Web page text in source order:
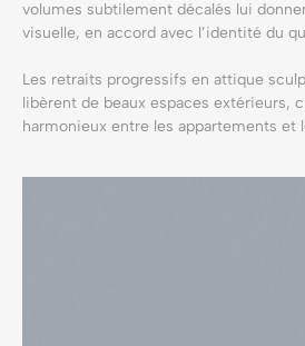
volumes subtilement décalés lui
visuelle, en accord avec l’identité du
Les retraits progressifs en attique
libèrent de beaux espaces extérieurs,
harmonieux entre les appartements et